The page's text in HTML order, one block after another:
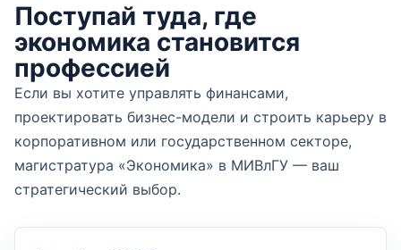
Поступай туда, где
экономика становится
профессией
Если вы хотите управлять финансами,
проектировать бизнес-модели и строить карьеру в
корпоративном или государственном секторе,
магистратура «Экономика» в МИВлГУ — ваш
стратегический выбор.